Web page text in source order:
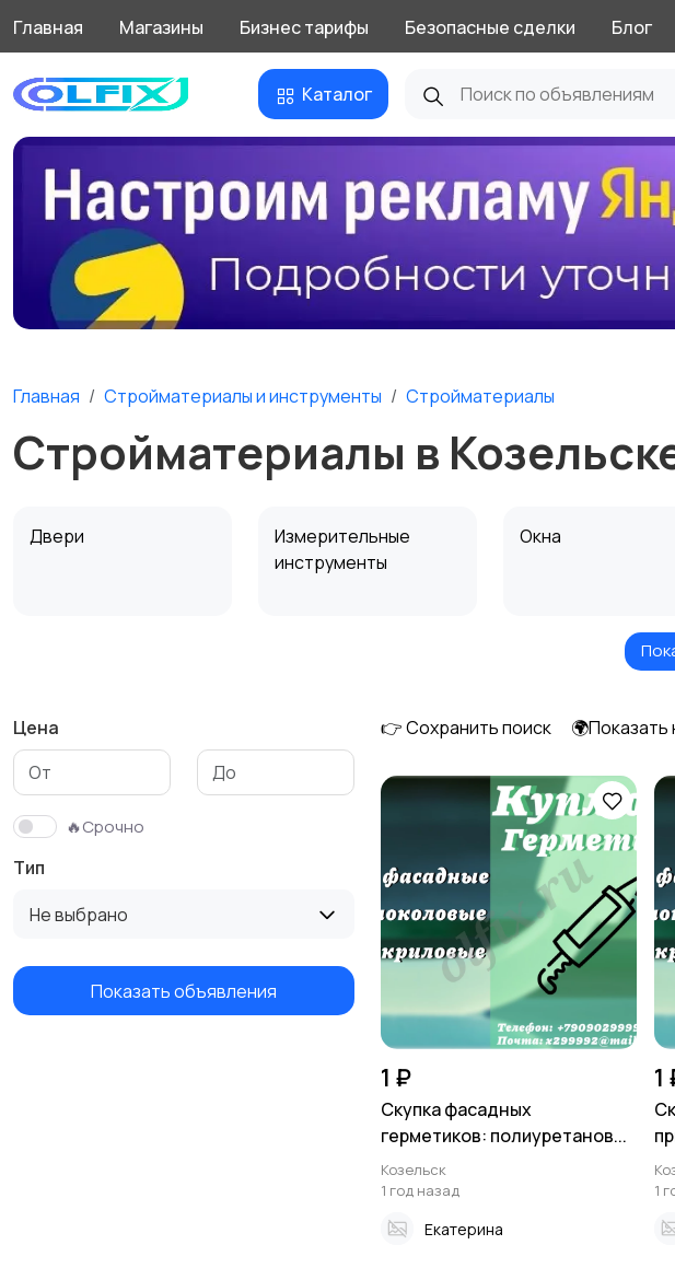
Главная Магазины Бизнес тарифы Безопасные сделки Блог
Каталог
Главная Стройматериалы и инструменты Стройматериалы
Стройматериалы в
Двери
Измерительные
инструменты
Окна
Цена
🔥Срочно
Тип
Не выбрано
Показать объявления
👉 Сохранить поиск 🌍Показать
1 ₽
Скупка фасадных
герметиков: полиуретанов...
Козельск
1 год назад
Екатерина
1
1